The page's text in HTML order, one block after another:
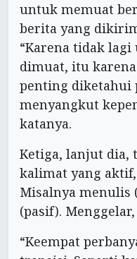
untuk memuat
berita yang
“Karena tidak
dimuat, itu
penting diketahui
menyangkut
katanya.
Ketiga, lanjut dia,
kalimat yang
Misalnya
(pasif).
“Keempat